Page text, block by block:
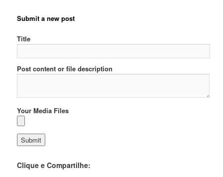
Submit a new post
Title
Post content or file description
Your Media Files
Clique e Compartilhe: